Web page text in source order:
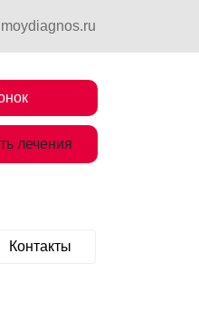
лечения
Контакты